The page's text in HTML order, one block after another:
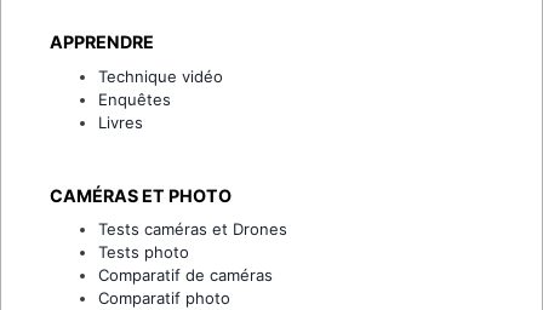
APPRENDRE
Technique vidéo
Enquêtes
Livres
CAMÉRAS ET PHOTO
Tests caméras et Drones
Tests photo
Comparatif de caméras
Comparatif photo